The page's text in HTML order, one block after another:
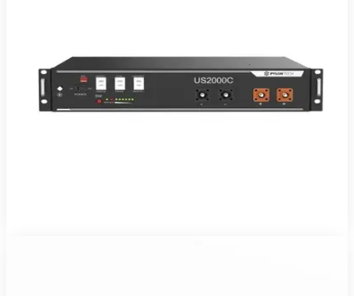
Batterie lithium LiFePO4 Pylontech US2000C 48 V 50 Ah (≈ 2,4
kWh nominal) — sécurité, cyclage élevé et décharge profonde sans
entretien.